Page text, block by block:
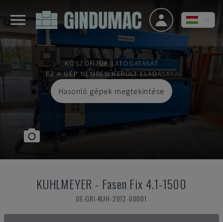
KÖSZÖNJÜK LÁTOGATÁSÁT
EZ A GÉP NEMRÉG KERÜLT ELADÁSRA.
Hasonló gépek megtekintése
KUHLMEYER - Fasen Fix 4.1-1500
DE-GRI-KUH-2012-00001